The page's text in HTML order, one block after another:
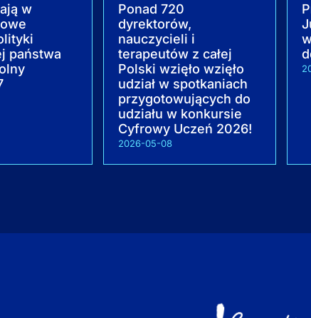
w
państwa
Ponad 720
dyrektorów,
nauczycieli i
terapeutów z całej
Polski wzięło wzięło
udział w spotkaniach
przygotowujących do
udziału w konkursie
Cyfrowy Uczeń 2026!
2026-05-08